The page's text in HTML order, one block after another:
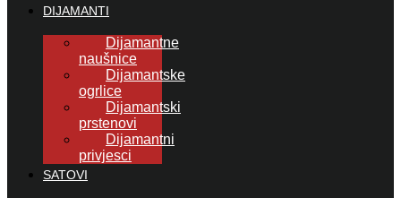
DIJAMANTI
Dijamantne
naušnice
Dijamantske
ogrlice
Dijamantski
prstenovi
Dijamantni
privjesci
SATOVI